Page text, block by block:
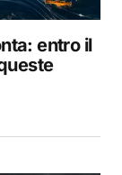
entro il